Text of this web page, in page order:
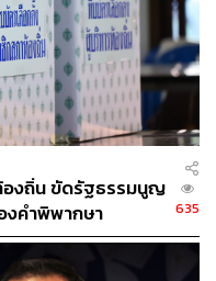
ะชุมก็มีสมาชิกเสนอ
นว่ากรณีนี้ไม่มีกฎหมาย
ราะทุกคนเข้าใจชัดเจน
ลายลักษณ์อักษรตกไป
ต่างกัน
จันทร์
รัฐสภา
งถิ่น ขัดรัฐธรรมนูญ
งคำพิพากษา
635